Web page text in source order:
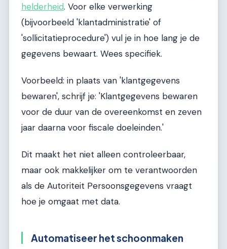
helderheid. Voor elke verwerking
(bijvoorbeeld 'klantadministratie' of
'sollicitatieprocedure') vul je in hoe lang je de
gegevens bewaart. Wees specifiek.
Voorbeeld: in plaats van 'klantgegevens
bewaren', schrijf je: 'Klantgegevens bewaren
voor de duur van de overeenkomst en zeven
jaar daarna voor fiscale doeleinden.'
Dit maakt het niet alleen controleerbaar,
maar ook makkelijker om te verantwoorden
als de Autoriteit Persoonsgegevens vraagt
hoe je omgaat met data.
Automatiseer het schoonmaken